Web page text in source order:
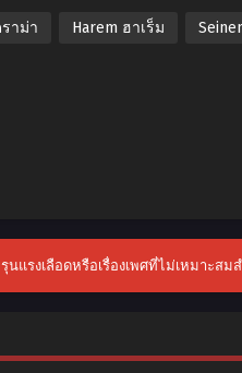
าม่า Harem ฮาเร็ม
แรงเลือดหรือเรื่องเพศที่ไม่เหมาะสม